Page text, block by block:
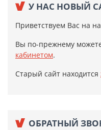
У НАС НОВЫЙ
Приветствуем Вас на
Вы по-прежнему
кабинетом.
Старый сайт находится
ОБРАТНЫЙ